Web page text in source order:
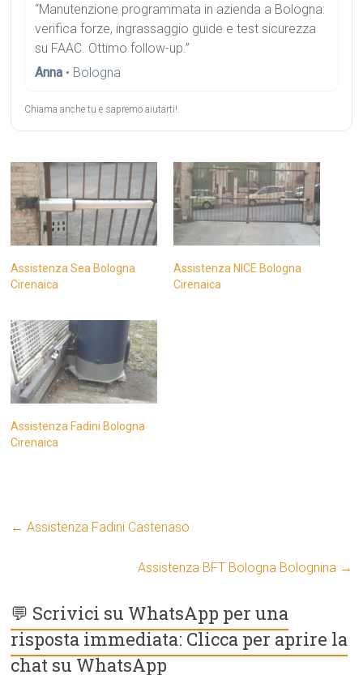
“Manutenzione programmata in azienda a Bologna:
verifica forze, ingrassaggio guide e test sicurezza
su FAAC. Ottimo follow-up.”
Anna • Bologna
Chiama anche tu e sapremo aiutarti!.
Assistenza Sea Bologna
Cirenaica
Assistenza NICE Bologna
Cirenaica
Assistenza Fadini Bologna
Cirenaica
← Assistenza Fadini Castenaso
Assistenza BFT Bologna Bolognina →
💬 Scrivici su WhatsApp per una
risposta immediata: Clicca per aprire la
chat su WhatsApp